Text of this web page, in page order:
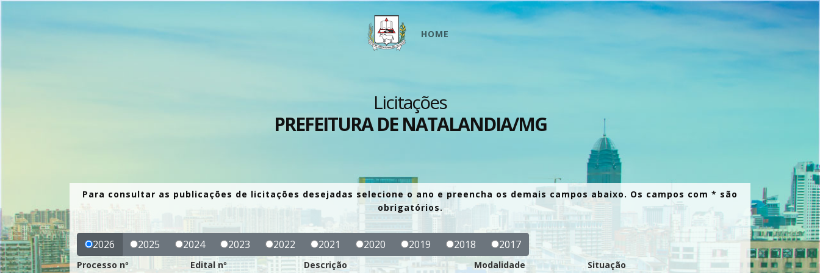
HOME
Licitações
PREFEITURA DE NATALANDIA/MG
Para consultar as publicações de licitações desejadas selecione o ano e preencha os demais campos abaixo. Os campos com * são
obrigatórios.
2026 2025 2024 2023 2022 2021 2020 2019 2018 2017
Processo nº Edital nº Descrição Modalidade Situação